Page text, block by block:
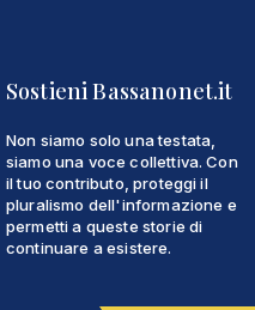
Sostieni Bassanonet.it
Non siamo solo una testata,
siamo una voce collettiva. Con
il tuo contributo, proteggi il
pluralismo dell'informazione e
permetti a queste storie di
continuare a esistere.